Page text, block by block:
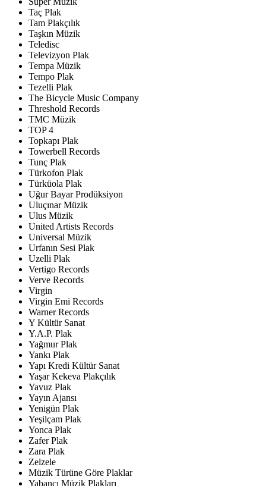
Taç Plak
Tam Plakçılık
Taşkın Müzik
Teledisc
Televizyon Plak
Tempa Müzik
Tempo Plak
Tezelli Plak
The Bicycle Music Company
Threshold Records
TMC Müzik
TOP 4
Topkapı Plak
Towerbell Records
Tunç Plak
Türkofon Plak
Türküola Plak
Uğur Bayar Prodüksiyon
Uluçınar Müzik
Ulus Müzik
United Artists Records
Universal Müzik
Urfanın Sesi Plak
Uzelli Plak
Vertigo Records
Verve Records
Virgin
Virgin Emi Records
Warner Records
Y Kültür Sanat
Y.A.P. Plak
Yağmur Plak
Yankı Plak
Yapı Kredi Kültür Sanat
Yaşar Kekeva Plakçılık
Yavuz Plak
Yayın Ajansı
Yenigün Plak
Yeşilçam Plak
Yonca Plak
Zafer Plak
Zara Plak
Zelzele
Müzik Türüne Göre Plaklar
Yabancı Müzik Plakları